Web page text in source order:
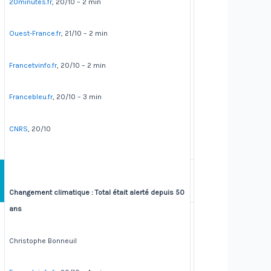
Ouest-France.fr, 21/10 – 2 min
Francetvinfo.fr, 20/10 – 2 min
Francebleu.fr, 20/10 – 3 min
CNRS, 20/10
Changement climatique : Total était alerté depuis 50
ans
Christophe Bonneuil